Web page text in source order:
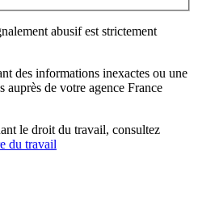
abusif est strictement
des informations inexactes ou une
auprès de votre agence France
le droit du travail, consultez
du travail